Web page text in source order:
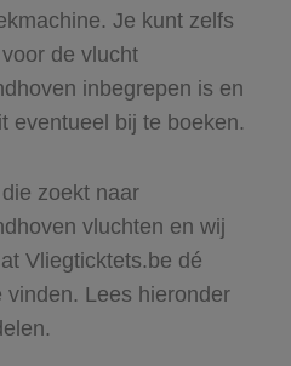
Je kunt zelfs
de vlucht
inbegrepen is en
eventueel bij te boeken.
zoekt naar
vluchten en wij
Vliegticktets.be dé
Lees hieronder